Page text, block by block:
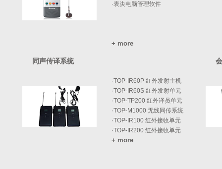
·表决电脑管理软件
+ more
同声传译系统
·TOP-IR60P 红外发射主机
·TOP-IR60S 红外发射单元
·TOP-TP200 红外译员单元
·TOP-M1000 无线同传系统
·TOP-IR100 红外接收单元
·TOP-IR200 红外接收单元
+ more